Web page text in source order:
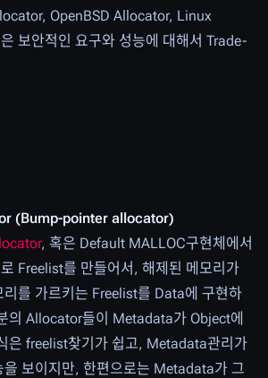
OpenBSD Allocator, Linux
보안적인 요구와 성능에 대해서 Trade-
(Bump-pointer allocator)
, 혹은 Default MALLOC구현체에서
Freelist를 만들어서, 해제된 메모리가
리를 가르키는 Freelist를 Data에 구현하
의 Allocator들이 Metadata가 Object에
은 freelist찾기가 쉽고, Metadata관리가
을 보이지만, 한편으로는 Metadata가 그